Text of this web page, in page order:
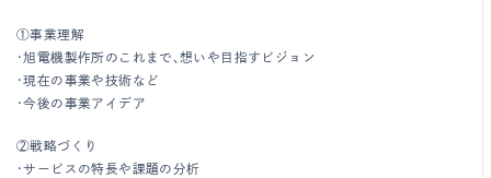
①事業理解
・旭電機製作所のこれまで、想いや目指すビジョン
・現在の事業や技術など
・今後の事業アイデア
②戦略づくり
・サービスの特長や課題の分析